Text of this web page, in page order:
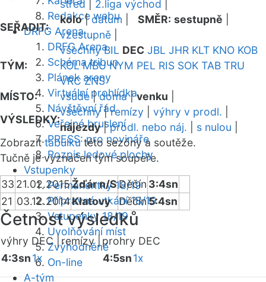
Redakce webu
DRFG Arena
DRFG Arena
Schéma tribun
Plánek areny
Virtuální prohlídka
Návštěvní řád
Veřejné bruslení
PRESS: pro novináře
Rozpis ledové plochy
Vstupenky
Permanentky 18/19
Přípravná utkání 18/19
Vstupenky 18/19
Uvolňování míst
Zvýhodněné
On-line
A-tým
střed
2.liga východ
SEŘADIT:
kolo|datum SMĚR: sestupně
vzestupně
TÝM:
všechny BIL DEC JBL JHR KLT KNO KOB
KOL MBU NYM PEL RIS SOK TAB TRU
VRC ZNS
MÍSTO:
všude|doma|venku
VÝSLEDKY:
všechny|remízy výhry v prodl.
nájezdy|prodl. nebo náj. s nulou
Zobrazittabulkutéto sezóny a soutěže.
Tučně je vyznačen tým soupeře.
33 21.02.2015Žďár n/SDěčín 3:4sn
21 03.12.2014Klatovy Děčín5:4sn
Četnost výsledků
výhry DEC | remízy | prohry DEC
4:3sn1x 4:5sn1x